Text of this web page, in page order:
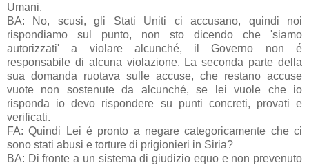
Umani.
BA: No, scusi, gli Stati Uniti ci accusano, quindi noi
rispondiamo sul punto, non sto dicendo che 'siamo
autorizzati' a violare alcunché, il Governo non é
responsabile di alcuna violazione. La seconda parte della
sua domanda ruotava sulle accuse, che restano accuse
vuote non sostenute da alcunché, se lei vuole che io
risponda io devo rispondere su punti concreti, provati e
verificati.
FA: Quindi Lei é pronto a negare categoricamente che ci
sono stati abusi e torture di prigionieri in Siria?
BA: Di fronte a un sistema di giudizio equo e non prevenuto